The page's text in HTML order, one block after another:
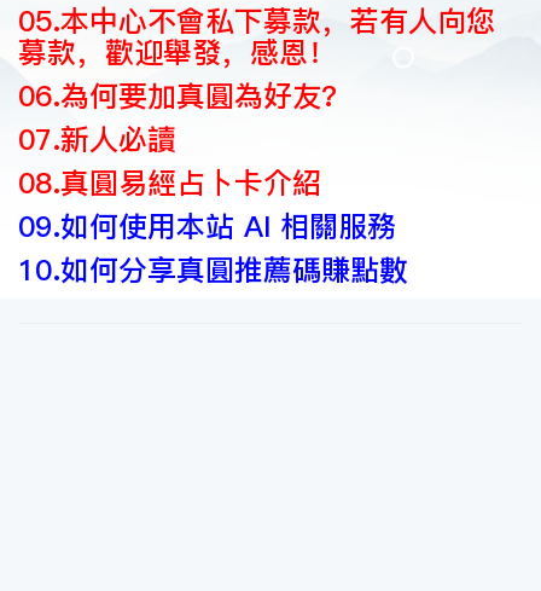
05.​本中心不會私下募款，若有人向您
募款，歡迎舉發，感恩！
06.為何要加真圓為好友?
07.新人必讀
08.真圓易經占卜卡介紹
09.如何使用本站 AI 相關服務
10.如何分享真圓推薦碼賺點數